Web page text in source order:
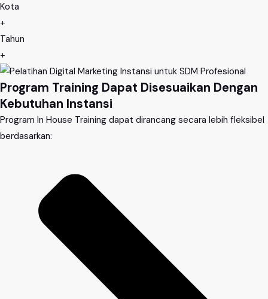
Kota
+
Tahun
+
Program Training Dapat Disesuaikan Dengan
Kebutuhan Instansi
Program In House Training dapat dirancang secara lebih fleksibel
berdasarkan: